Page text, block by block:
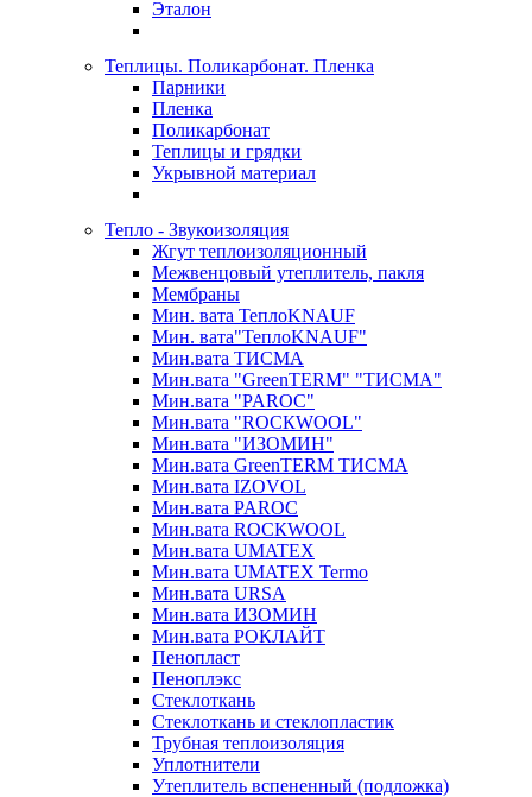
Эталон
Теплицы. Поликарбонат. Пленка
Парники
Пленка
Поликарбонат
Теплицы и грядки
Укрывной материал
Тепло - Звукоизоляция
Жгут теплоизоляционный
Межвенцовый утеплитель, пакля
Мембраны
Мин. вата ТеплоKNAUF
Мин. вата"ТеплоKNAUF"
Мин.вата ТИСМА
Мин.вата "GreenTERM" "ТИСМА"
Мин.вата "PAROC"
Мин.вата "ROCКWOOL"
Мин.вата "ИЗОМИН"
Мин.вата GreenTERM ТИСМА
Мин.вата IZOVOL
Мин.вата PAROC
Мин.вата ROCКWOOL
Мин.вата UMATEX
Мин.вата UMATEX Termo
Мин.вата URSA
Мин.вата ИЗОМИН
Мин.вата РОКЛАЙТ
Пенопласт
Пеноплэкс
Стеклоткань
Стеклоткань и стеклопластик
Трубная теплоизоляция
Уплотнители
Утеплитель вспененный (подложка)